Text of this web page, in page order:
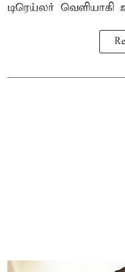
டிரெய்லர்